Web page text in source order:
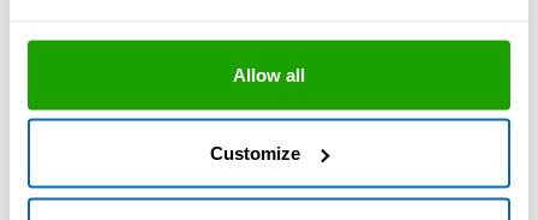
Allow all
Customize
abgebildeten Farben von den Originalfarben der